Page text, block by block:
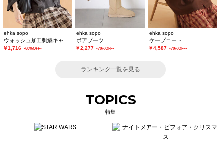
ehka sopo
￥1,716 -60%OFF-
ehka sopo
ボアブーツ
￥2,277 -70%OFF-
ehka sopo
ケープコート
￥4,587 -70%OFF-
ランキング一覧を見る
TOPICS
特集